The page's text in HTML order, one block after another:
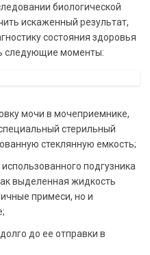
биологической
искаженный результат,
состояния здоровья
следующие моменты:
мочи в мочеприемнике,
стерильный
стеклянную емкость;
подгузника
выделенная жидкость
примеси, но и
до ее отправки в